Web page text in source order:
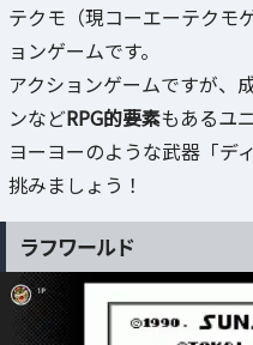
テクモ（現コーエーテクモ
ョンゲームです。
アクションゲームですが、
ンなどRPG的要素もあるユ
ヨーヨーのような武器「デ
挑みましょう！
ラフワールド